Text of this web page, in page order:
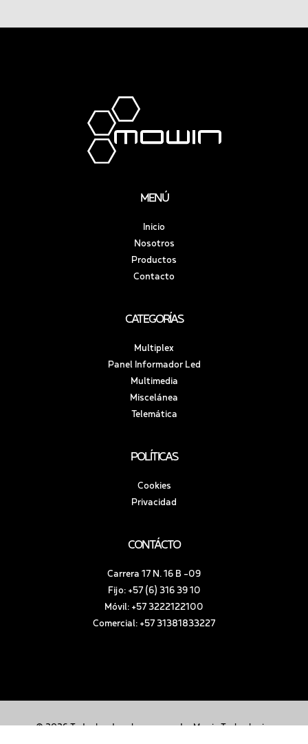
MENÚ
Inicio
Nosotros
Productos
Contacto
CATEGORÍAS
Multiplex
Panel Informador Led
Multimedia
Miscelánea
Telemática
POLÍTICAS
Cookies
Privacidad
CONTÁCTO
Carrera 17 N. 16 B -09
Fijo: +57 (6) 316 39 10
Móvil: +57 3222122100
Comercial: +57 31381833227
© 2026 Todos los derechos reservados Mowin Technologies